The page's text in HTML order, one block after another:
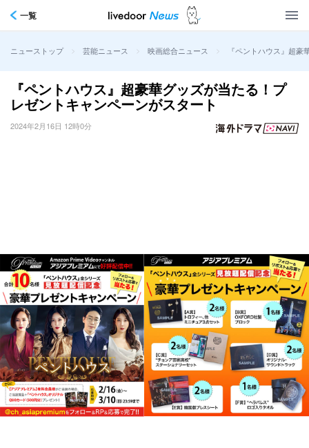
一覧
ニューストップ > 芸能ニュース > 映画総合ニュース > 『ペントハウス』超
『ペントハウス』超豪華グッズが当たる！プ
レゼントキャンペーンがスタート
2024年2月16日 12時0分